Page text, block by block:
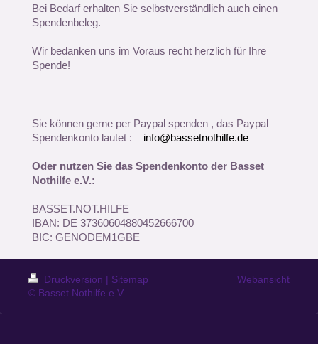
Bei Bedarf erhalten Sie selbstverständlich auch einen
Spendenbeleg.
Wir bedanken uns im Voraus recht herzlich für Ihre
Spende!
Sie können gerne per Paypal spenden , das Paypal
Spendenkonto lautet : info@bassetnothilfe.de
Oder nutzen Sie das Spendenkonto der Basset
Nothilfe e.V.:
BASSET.NOT.HILFE
IBAN: DE 37360604880452666700
BIC: GENODEM1GBE
Druckversion | Sitemap
© Basset Nothilfe e.V
Webansicht